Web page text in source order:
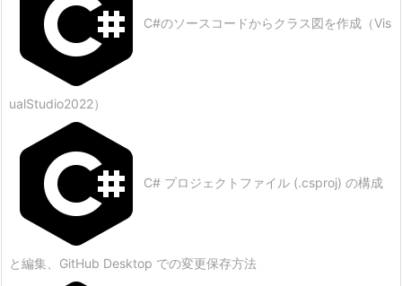
C#のソースコードからクラス図を作成（Vis
ualStudio2022）
C# プロジェクトファイル (.csproj) の構成
と編集、GitHub Desktop での変更保存方法